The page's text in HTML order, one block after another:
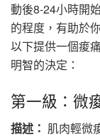
動後8-24小時開
的程度，有助於
以下提供一個痠
明智的決定：
第一級：微
描述： 肌肉輕微